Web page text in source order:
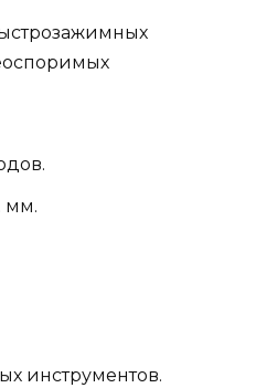
мм.
инструментов.